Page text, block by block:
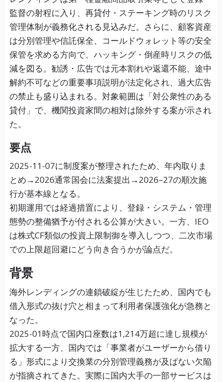
監督の射程に入り、再貸付・ステーキング時のリスク
管理体制が義務化される見込みだ。さらに、顧客資産
は分別管理や信託保全、コールドウォレット等の安全
保管を求める方向で、ハッキング・倒産時リスクの低
減を図る。勧誘・広告では元本割れや返還不能、途中
解約不可などの重要事項説明が法定化され、過大広告
の禁止も盛り込まれる。対象範囲は「対公衆性のある
貸付」で、機関投資家間の相対は除外する案が示され
た。
要点
2025-11-07に制度案が整理されたため、年内取りま
とめ→2026通常国会に法案提出→2026–27の順次施
行が基本線となる。
初期運用では経過措置により、登録・システム・管理
態勢の整備猶予が付される公算が大きい。一方、IEO
は株式CF類似の投資上限制御を導入しつつ、二次市場
での上限超回避にどう向き合うかが論点だ。
背景
海外レンディングの連鎖破綻が生じたため、国内でも
借入形式の抜け穴と相まって利用者保護強化が急務と
なった。
2025-01時点で国内口座数は1,214万超に達し規模が
拡大する一方、国内では「事業者がユーザーから借り
る」形式により交換業の分別管理義務が及ばない欠陥
が指摘されてきた。実際に国内大手の一部サービスは